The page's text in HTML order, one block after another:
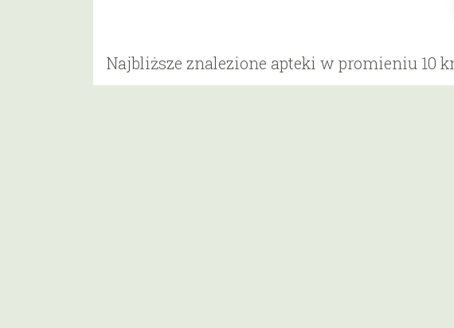
Najbliższe znalezione apteki w promieniu 10